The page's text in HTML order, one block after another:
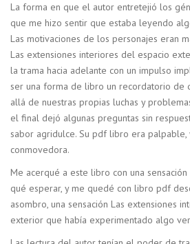
La forma en que el autor entretejió los
que me hizo sentir que estaba leyendo
Las motivaciones de los personajes eran
Las extensiones interiores del espacio
la trama hacia adelante con un impulso
ser una forma de libro un recordatorio de
allá de nuestras propias luchas y
el final dejó algunas preguntas sin
sabor agridulce. Su pdf libro era palpable,
conmovedora.
Me acerqué a este libro con una
qué esperar, y me quedé con libro pdf
asombro, una sensación Las extensiones
exterior que había experimentado algo